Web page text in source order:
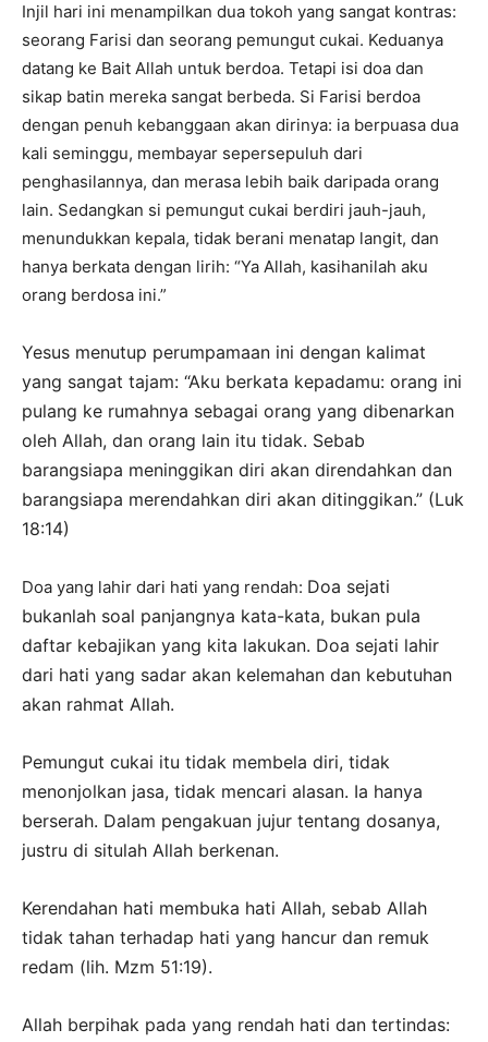
Injil hari ini menampilkan dua tokoh yang sangat kontras:
seorang Farisi dan seorang pemungut cukai. Keduanya
datang ke Bait Allah untuk berdoa. Tetapi isi doa dan
sikap batin mereka sangat berbeda. Si Farisi berdoa
dengan penuh kebanggaan akan dirinya: ia berpuasa dua
kali seminggu, membayar sepersepuluh dari
penghasilannya, dan merasa lebih baik daripada orang
lain. Sedangkan si pemungut cukai berdiri jauh-jauh,
menundukkan kepala, tidak berani menatap langit, dan
hanya berkata dengan lirih: “Ya Allah, kasihanilah aku
orang berdosa ini.”
Yesus menutup perumpamaan ini dengan kalimat
yang sangat tajam: “Aku berkata kepadamu: orang ini
pulang ke rumahnya sebagai orang yang dibenarkan
oleh Allah, dan orang lain itu tidak. Sebab
barangsiapa meninggikan diri akan direndahkan dan
barangsiapa merendahkan diri akan ditinggikan.” (Luk
18:14)
Doa yang lahir dari hati yang rendah: Doa sejati
bukanlah soal panjangnya kata-kata, bukan pula
daftar kebajikan yang kita lakukan. Doa sejati lahir
dari hati yang sadar akan kelemahan dan kebutuhan
akan rahmat Allah.
Pemungut cukai itu tidak membela diri, tidak
menonjolkan jasa, tidak mencari alasan. Ia hanya
berserah. Dalam pengakuan jujur tentang dosanya,
justru di situlah Allah berkenan.
Kerendahan hati membuka hati Allah, sebab Allah
tidak tahan terhadap hati yang hancur dan remuk
redam (lih. Mzm 51:19).
Allah berpihak pada yang rendah hati dan tertindas: